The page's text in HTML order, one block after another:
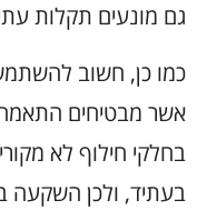
גם מונעים תקלות
כמו כן, חשוב
אשר מבטיחים
בחלקי חילוף לא
בעתיד, ולכן השקעה